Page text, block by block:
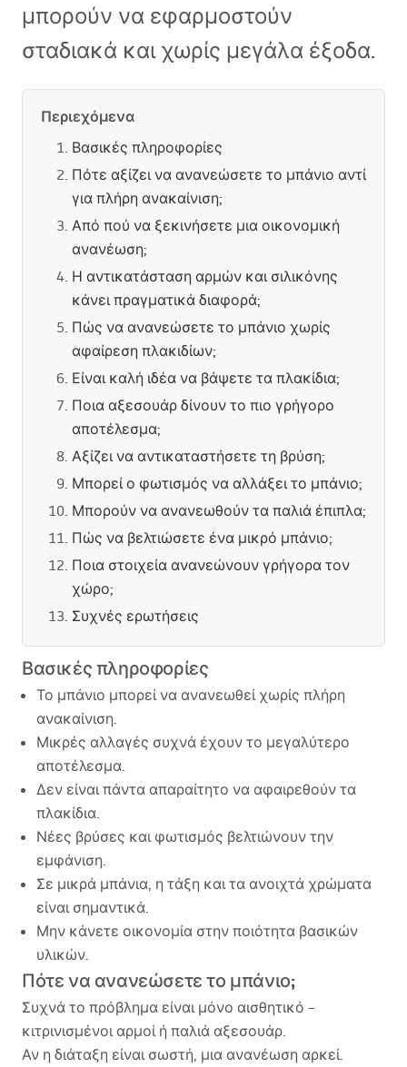
μπορούν να εφαρμοστούν
σταδιακά και χωρίς μεγάλα έξοδα.
Περιεχόμενα
Βασικές πληροφορίες
Πότε αξίζει να ανανεώσετε το μπάνιο αντί
για πλήρη ανακαίνιση;
Από πού να ξεκινήσετε μια οικονομική
ανανέωση;
Η αντικατάσταση αρμών και σιλικόνης
κάνει πραγματικά διαφορά;
Πώς να ανανεώσετε το μπάνιο χωρίς
αφαίρεση πλακιδίων;
Είναι καλή ιδέα να βάψετε τα πλακίδια;
Ποια αξεσουάρ δίνουν το πιο γρήγορο
αποτέλεσμα;
Αξίζει να αντικαταστήσετε τη βρύση;
Μπορεί ο φωτισμός να αλλάξει το μπάνιο;
Μπορούν να ανανεωθούν τα παλιά έπιπλα;
Πώς να βελτιώσετε ένα μικρό μπάνιο;
Ποια στοιχεία ανανεώνουν γρήγορα τον
χώρο;
Συχνές ερωτήσεις
Βασικές πληροφορίες
Το μπάνιο μπορεί να ανανεωθεί χωρίς πλήρη
ανακαίνιση.
Μικρές αλλαγές συχνά έχουν το μεγαλύτερο
αποτέλεσμα.
Δεν είναι πάντα απαραίτητο να αφαιρεθούν τα
πλακίδια.
Νέες βρύσες και φωτισμός βελτιώνουν την
εμφάνιση.
Σε μικρά μπάνια, η τάξη και τα ανοιχτά χρώματα
είναι σημαντικά.
Μην κάνετε οικονομία στην ποιότητα βασικών
υλικών.
Πότε να ανανεώσετε το μπάνιο;
Συχνά το πρόβλημα είναι μόνο αισθητικό –
κιτρινισμένοι αρμοί ή παλιά αξεσουάρ.
Αν η διάταξη είναι σωστή, μια ανανέωση αρκεί.